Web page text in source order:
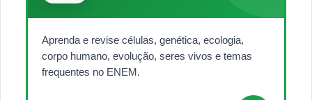
Aprenda e revise células, genética, ecologia,
corpo humano, evolução, seres vivos e temas
frequentes no ENEM.